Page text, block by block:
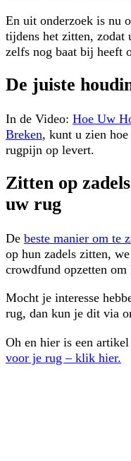
En uit onderzoek is nu
tijdens het zitten, zodat
zelfs nog baat bij heeft
De juiste
In de Video: Hoe Uw
Breken, kunt u zien
rugpijn op levert.
Zitten op
uw rug
De beste manier om te
op hun zadels zitten,
crowdfund opzetten om
Mocht je interesse
rug, dan kun je dit via
Oh en hier is een
voor je rug – klik hier.